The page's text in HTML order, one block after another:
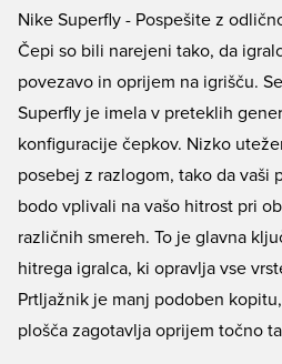
Nike Superfly - Pospešite z
Čepi so bili narejeni tako, da
povezavo in oprijem na igrišču.
Superfly je imela v preteklih
konfiguracije čepkov. Nizko
posebej z razlogom, tako da vaši
bodo vplivali na vašo hitrost pri
različnih smereh. To je glavna
hitrega igralca, ki opravlja vse
Prtljažnik je manj podoben
plošča zagotavlja oprijem točno